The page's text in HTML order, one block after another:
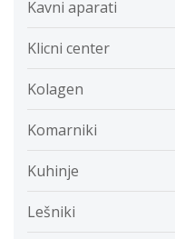
Kavni aparati
Klicni center
Kolagen
Komarniki
Kuhinje
Lešniki